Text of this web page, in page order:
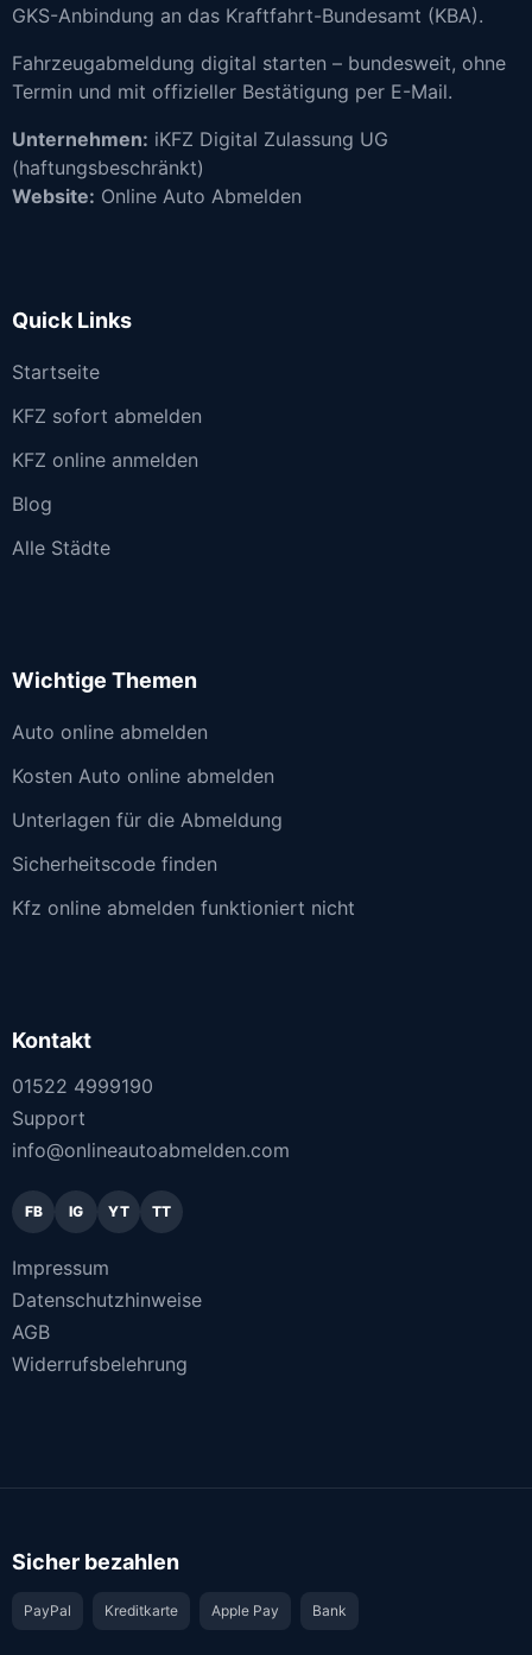
GKS-Anbindung an das Kraftfahrt-Bundesamt (KBA).
Fahrzeugabmeldung digital starten – bundesweit, ohne
Termin und mit offizieller Bestätigung per E-Mail.
Unternehmen: iKFZ Digital Zulassung UG
(haftungsbeschränkt)
Website: Online Auto Abmelden
Quick Links
Startseite
KFZ sofort abmelden
KFZ online anmelden
Blog
Alle Städte
Wichtige Themen
Auto online abmelden
Kosten Auto online abmelden
Unterlagen für die Abmeldung
Sicherheitscode finden
Kfz online abmelden funktioniert nicht
Kontakt
01522 4999190
Support
info@onlineautoabmelden.com
FB IG YT TT
Impressum
Datenschutzhinweise
AGB
Widerrufsbelehrung
Sicher bezahlen
PayPal Kreditkarte Apple Pay Bank